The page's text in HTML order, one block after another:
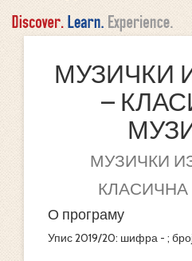
МУЗИЧКИ
–
МУЗИЧКИ
О програму
Упис 2019/20: шифра - ;